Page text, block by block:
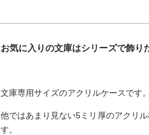
お気に入りの文庫はシリーズで飾り
文庫専用サイズのアクリルケースです。
他ではあまり見ない5ミリ厚のアクリ
す。